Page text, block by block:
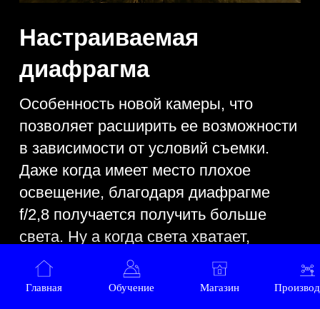
стоит отметить высокий уровень
качества обработки изображений,
которые были получены матрицей.
сможете получать предельно
качественные и яркие цвета, вне
зависимости от условий. Главное, они
не потребуют сложной обработки
после завершения съемки и
использования в процессе
специальных пресетов.